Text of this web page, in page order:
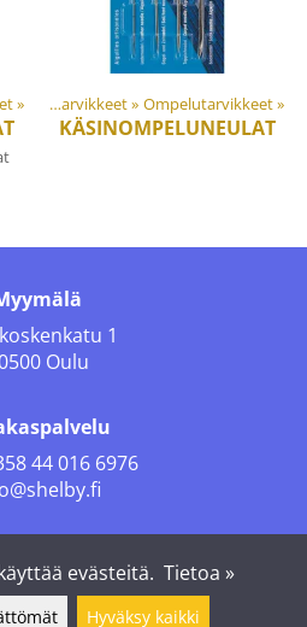
‪» Materiaalit ja tarvikkeet‪» Ompelutarvikkeet‪»
KÄSINOMPELUNEULAT
1
Oulu
44 016 6976
evästeitä. Tietoa »
Hyväksy kaikki